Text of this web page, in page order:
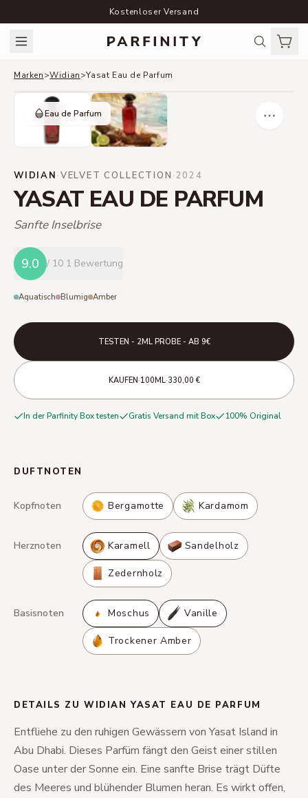
Kostenloser Versand
Marken>Widian>Yasat Eau de Parfum
Eau de Parfum
WIDIAN ·VELVET COLLECTION ·2024
YASAT EAU DE PARFUM
Sanfte Inselbrise
9.0 / 10 1 Bewertung
Aquatisch Blumig Amber
TESTEN - 2ML PROBE - AB 9€
KAUFEN·100ML·330,00 €
In der Parfinity Box testen Gratis Versand mit Box 100% Original
DUFTNOTEN
Kopfnoten Bergamotte Kardamom
Herznoten Karamell Sandelholz
Zedernholz
Basisnoten Moschus Vanille
Trockener Amber
DETAILS ZU WIDIAN YASAT EAU DE PARFUM
Entfliehe zu den ruhigen Gewässern von Yasat Island in
Abu Dhabi. Dieses Parfüm fängt den Geist einer stillen
Oase unter der Sonne ein. Eine sanfte Brise trägt Düfte
des Meeres und blühender Blumen heran. Es wirkt offen,